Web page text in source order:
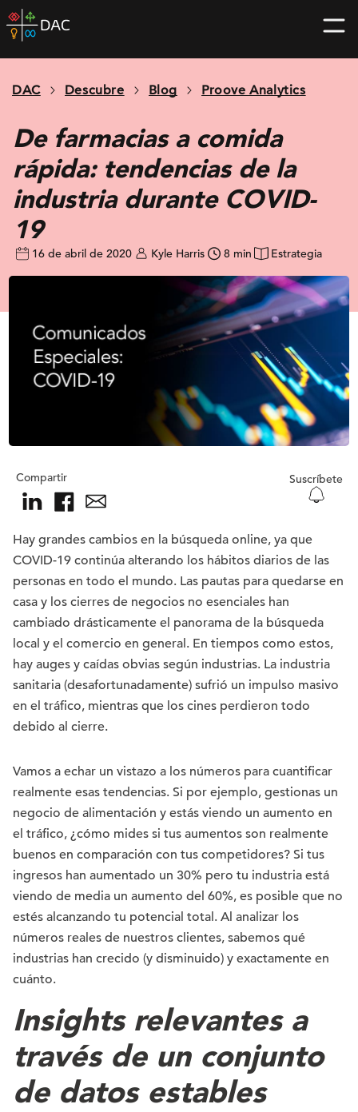
Skip
to
home
DAC Descubre Blog Proove Analytics
De farmacias a comida
rápida: tendencias de la
industria durante COVID-
19
16 de abril de 2020 Kyle Harris 8 min Estrategia
Compartir Suscríbete
Hay grandes cambios en la búsqueda online, ya que
COVID-19 continúa alterando los hábitos diarios de las
personas en todo el mundo. Las pautas para quedarse en
casa y los cierres de negocios no esenciales han
cambiado drásticamente el panorama de la búsqueda
local y el comercio en general. En tiempos como estos,
hay auges y caídas obvias según industrias. La industria
sanitaria (desafortunadamente) sufrió un impulso masivo
en el tráfico, mientras que los cines perdieron todo
debido al cierre.
Vamos a echar un vistazo a los números para cuantificar
realmente esas tendencias. Si por ejemplo, gestionas un
negocio de alimentación y estás viendo un aumento en
el tráfico, ¿cómo mides si tus aumentos son realmente
buenos en comparación con tus competidores? Si tus
ingresos han aumentado un 30% pero tu industria está
viendo de media un aumento del 60%, es posible que no
estés alcanzando tu potencial total. Al analizar los
números reales de nuestros clientes, sabemos qué
industrias han crecido (y disminuido) y exactamente en
cuánto.
Insights relevantes a
través de un conjunto
de datos estables